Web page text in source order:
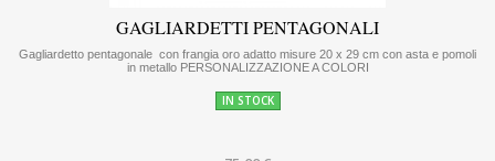
GAGLIARDETTI PENTAGONALI
Gagliardetto pentagonale con frangia oro adatto misure 20 x 29 cm con asta e pomoli
in metallo PERSONALIZZAZIONE A COLORI
IN STOCK